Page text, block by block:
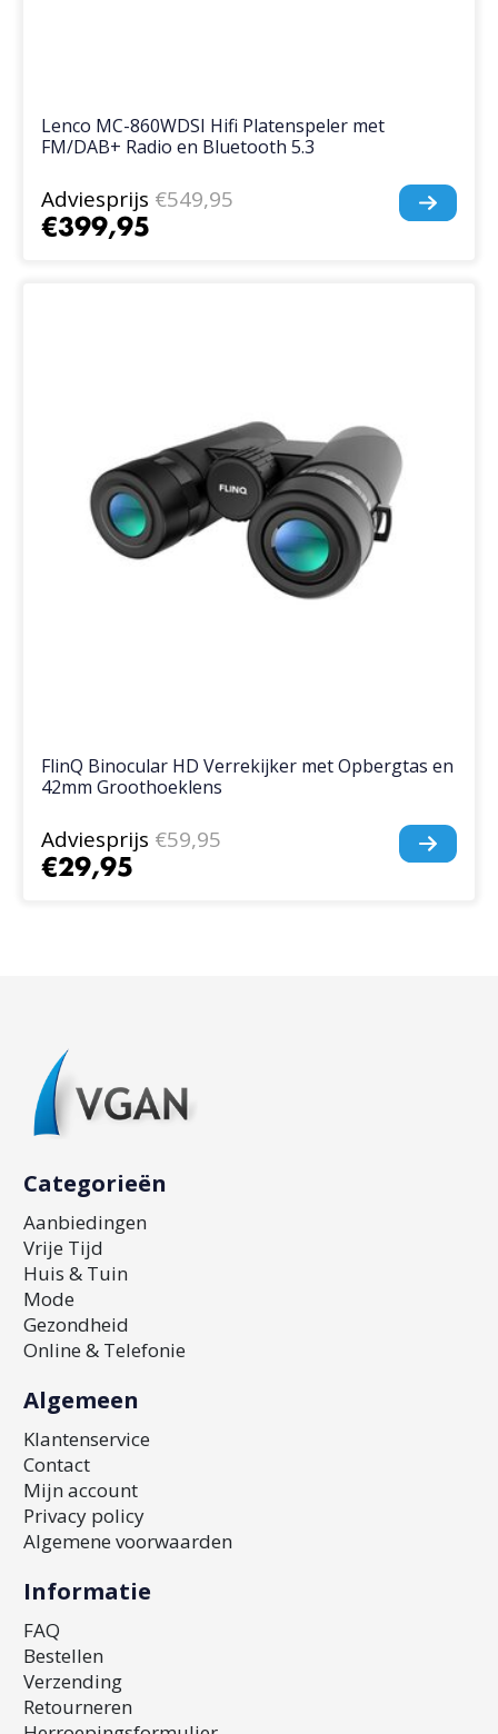
Lenco MC-860WDSI Hifi Platenspeler met
FM/DAB+ Radio en Bluetooth 5.3
Adviesprijs €549,95
€399,95
FlinQ Binocular HD Verrekijker met Opbergtas en
42mm Groothoeklens
Adviesprijs €59,95
€29,95
Categorieën
Aanbiedingen
Vrije Tijd
Huis & Tuin
Mode
Gezondheid
Online & Telefonie
Algemeen
Klantenservice
Contact
Mijn account
Privacy policy
Algemene voorwaarden
Informatie
FAQ
Bestellen
Verzending
Retourneren